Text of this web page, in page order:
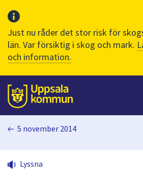
Just nu råder det stor risk för
län. Var försiktig i skog och mark.
och information.
Till sidans
huvudinnehåll
5 november 2014
Lyssna